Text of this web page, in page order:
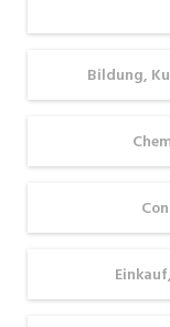
galt, blickt
Generation
Augen auf
Doch
Bildung,